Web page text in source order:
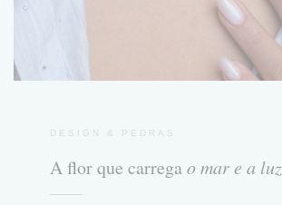
DESIGN & PEDRAS
A flor que carregao mar e a luz